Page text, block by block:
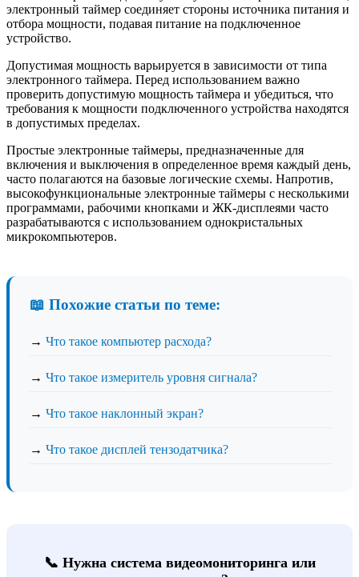
электронный таймер соединяет стороны источника питания и
отбора мощности, подавая питание на подключенное
устройство.
Допустимая мощность варьируется в зависимости от типа
электронного таймера. Перед использованием важно
проверить допустимую мощность таймера и убедиться, что
требования к мощности подключенного устройства находятся
в допустимых пределах.
Простые электронные таймеры, предназначенные для
включения и выключения в определенное время каждый день,
часто полагаются на базовые логические схемы. Напротив,
высокофункциональные электронные таймеры с несколькими
программами, рабочими кнопками и ЖК-дисплеями часто
разрабатываются с использованием однокристальных
микрокомпьютеров.
📖 Похожие статьи по теме:
→ Что такое компьютер расхода?
→ Что такое измеритель уровня сигнала?
→ Что такое наклонный экран?
→ Что такое дисплей тензодатчика?
📞 Нужна система видеомониторинга или